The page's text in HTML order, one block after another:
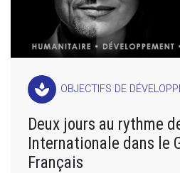
spa OBJECTIFS DE
Deux jours au rythme
Internationale dans le
Français